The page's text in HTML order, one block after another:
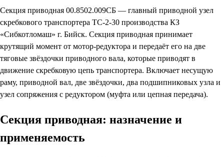
Секция приводная 00.8502.009СБ — главный приводной узел
скребкового транспортера ТС-2-30 производства КЗ
«Сибкотломаш» г. Бийск. Секция приводная принимает
крутящий момент от мотор-редуктора и передаёт его на две
тяговые звёздочки приводного вала, которые приводят в
движение скребковую цепь транспортера. Включает несущую
раму, приводной вал, две звёздочки, два подшипниковых узла и
узел сопряжения с редуктором (муфта или цепная передача).
Секция приводная: назначение и
применяемость